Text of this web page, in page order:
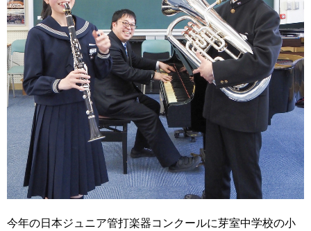
今年の日本ジュニア管打楽器コンクールに芽室中学校の小